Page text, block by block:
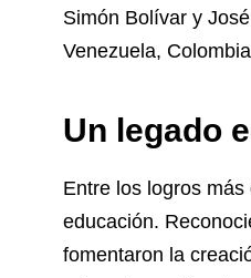
Simón Bolívar y
Venezuela,
Un legado
Entre los logros
educación.
fomentaron la